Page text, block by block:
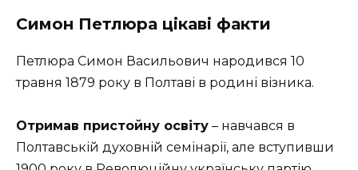
Симон Петлюра цікаві факти
Петлюра Симон Васильович народився 10
травня 1879 року в Полтаві в родині візника.
Отримав пристойну освіту – навчався в
Полтавській духовній семінарії, але вступивши